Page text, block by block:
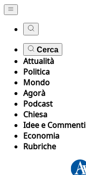
Cerca
Attualità
Politica
Mondo
Agorà
Podcast
Chiesa
Idee e Commenti
Economia
Rubriche